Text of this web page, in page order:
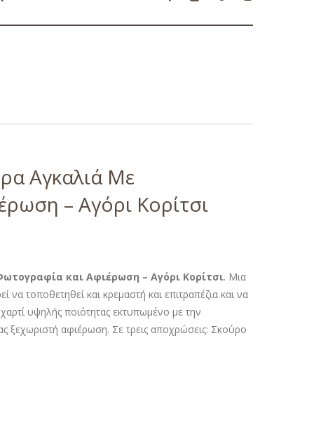
Αγκαλιά Με
– Αγόρι Κορίτσι
και Αφιέρωση – Αγόρι Κορίτσι. Μια
τοποθετηθεί και κρεμαστή και επιτραπέζια και να
υψηλής ποιότητας εκτυπωμένο με την
ξεχωριστή αφιέρωση. Σε τρεις αποχρώσεις: Σκούρο